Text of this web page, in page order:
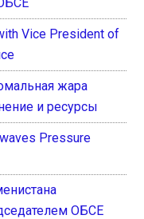
Vice President of
жара
и ресурсы
Pressure
ОБСЕ